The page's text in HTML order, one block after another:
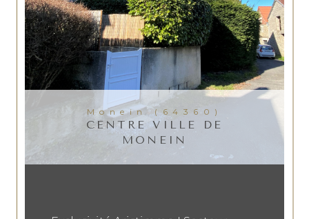
Monein (64360)
CENTRE VILLE DE
MONEIN